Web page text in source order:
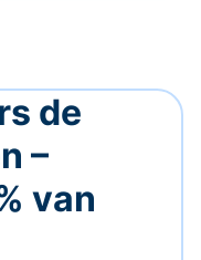
de
–
van